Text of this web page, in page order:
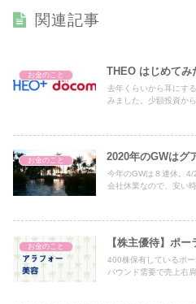
関連記事
お金のこと THEO はじめてみ
去年くらいから耳にす
みました。少額投資か
お金のこと 2020年のGWはグ
今年のGWは８連休。
会社休業なので、安い
お金のこと 【株主優待】ポー
400株保有しているポ
バウンド需要で売上右